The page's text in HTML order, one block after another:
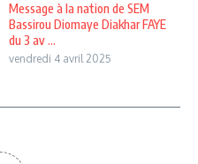
Message à la nation de SEM
Bassirou Diomaye Diakhar FAYE
du 3 av ...
vendredi 4 avril 2025